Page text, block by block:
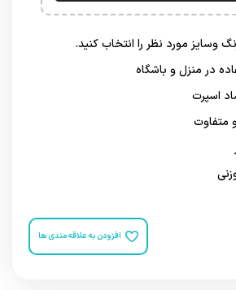
وسایز مورد نظر را انتخاب کنید.
در منزل و باشگاه
اسپرت
متفاوت
افزودن به علاقه مندی ها